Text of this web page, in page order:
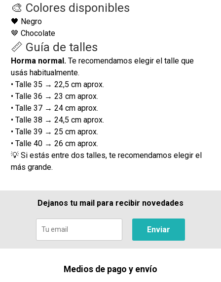
🎨 Colores disponibles
🖤 Negro
🤎 Chocolate
📏 Guía de talles
Horma normal. Te recomendamos elegir el talle que
usás habitualmente.
• Talle 35 → 22,5 cm aprox.
• Talle 36 → 23 cm aprox.
• Talle 37 → 24 cm aprox.
• Talle 38 → 24,5 cm aprox.
• Talle 39 → 25 cm aprox.
• Talle 40 → 26 cm aprox.
💡 Si estás entre dos talles, te recomendamos elegir el
más grande.
Dejanos tu mail para recibir novedades
Enviar
Medios de pago y envío